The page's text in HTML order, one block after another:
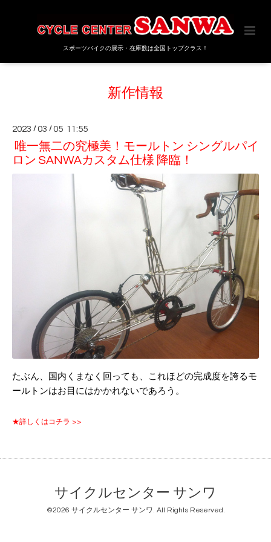
スポーツバイクの展示・在庫数は全国トップクラス！
新作情報
2023 /03 /05 11:55
唯一無二の究極美！モールトン シングルパイ
ロン SANWAカスタム仕様 降臨！
たぶん、国内くまなく回っても、これほどの完成度を誇るモ
ールトンはお目にはかかれないであろう。
★詳しくはコチラ >>
サイクルセンター サンワ
©2026 サイクルセンター サンワ. All Rights Reserved.